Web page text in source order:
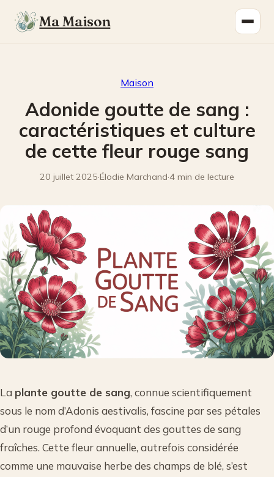
Ma Maison
Maison
Adonide goutte de sang :
caractéristiques et culture
de cette fleur rouge sang
20 juillet 2025·Élodie Marchand·4 min de lecture
La plante goutte de sang, connue scientifiquement
sous le nom d’Adonis aestivalis, fascine par ses pétales
d’un rouge profond évoquant des gouttes de sang
fraîches. Cette fleur annuelle, autrefois considérée
comme une mauvaise herbe des champs de blé, s’est